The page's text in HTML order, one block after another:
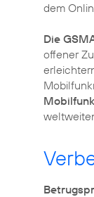
dem
Die
offener